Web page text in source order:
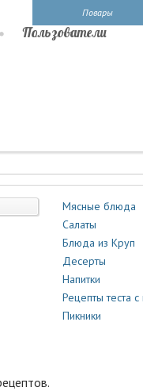
Повары
Пользователи
Мясные блюда
Салаты
Блюда из Круп
Десерты
Напитки
Рецепты теста с
Пикники